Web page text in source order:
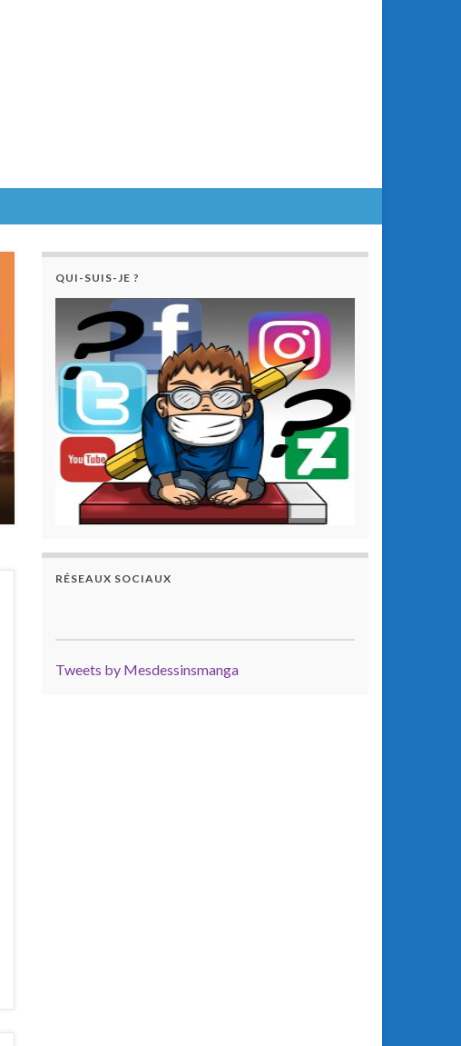
QUI-SUIS-JE ?
RÉSEAUX SOCIAUX
Tweets by Mesdessinsmanga